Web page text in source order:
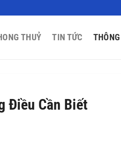
THUỶ TIN TỨC
Điều Cần Biết